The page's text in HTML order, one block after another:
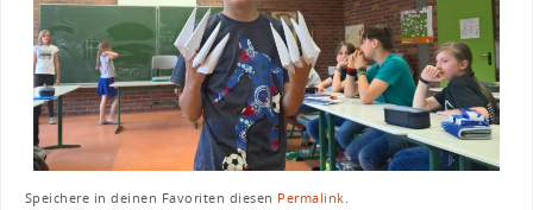
Speichere in deinen Favoriten diesen Permalink.